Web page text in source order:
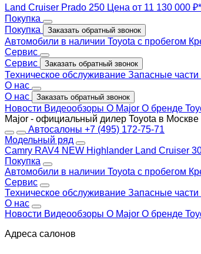
Land Cruiser Prado 250 Цена от 11 130 000 ₽*
Покупка
Покупка
Заказать обратный звонок
Автомобили в наличии Toyota с пробегом
Сервис
Сервис
Заказать обратный звонок
Техническое обслуживание Запасные части
О нас
О нас
Заказать обратный звонок
Новости Видеообзоры О Major О бренде
Major - официальный дилер Toyota в Москве
Автосалоны +7 (495) 172-75-71
Модельный ряд
Camry RAV4 NEW Highlander Land Cruiser
Покупка
Автомобили в наличии Toyota с пробегом
Сервис
Техническое обслуживание Запасные части
О нас
Новости Видеообзоры О Major О бренде
Адреса салонов